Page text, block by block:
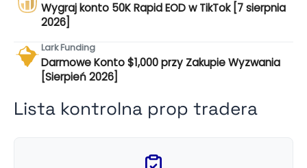
Wygraj konto 50K Rapid EOD w TikTok [7 sierpnia
2026]
Lark Funding
Darmowe Konto $1,000 przy Zakupie Wyzwania
[Sierpień 2026]
Lista kontrolna prop tradera